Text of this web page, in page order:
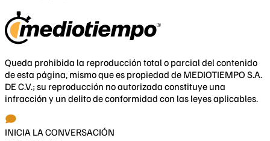
Queda prohibida la reproducción total o parcial del contenido
de esta página, mismo que es propiedad de MEDIOTIEMPO S.A.
DE C.V.; su reproducción no autorizada constituye una
infracción y un delito de conformidad con las leyes aplicables.
INICIA LA CONVERSACIÓN